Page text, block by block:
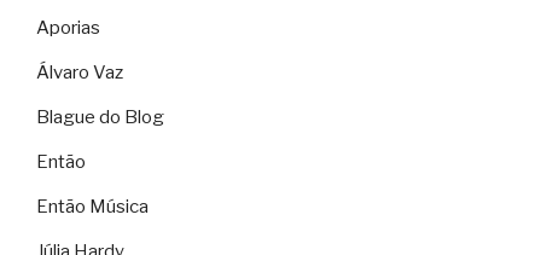
Aporias
Álvaro Vaz
Blague do Blog
Então
Então Música